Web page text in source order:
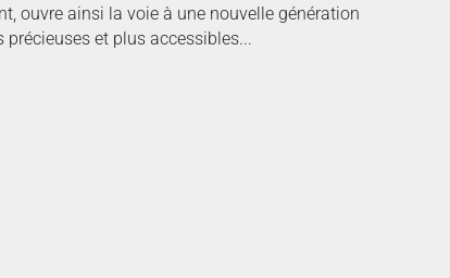
ouvre ainsi la voie à une nouvelle génération
précieuses et plus accessibles...